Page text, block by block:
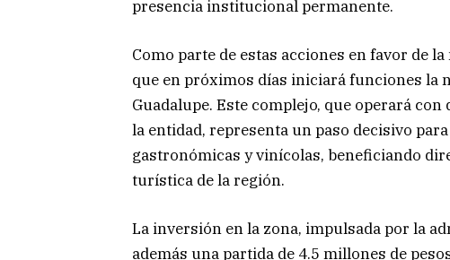
presencia institucional permanente.
Como parte de estas acciones en favor de
que en próximos días iniciará funciones la
Guadalupe. Este complejo, que operará
la entidad, representa un paso decisivo
gastronómicas y vinícolas, beneficiando
turística de la región.
La inversión en la zona, impulsada por la
además una partida de 4.5 millones de